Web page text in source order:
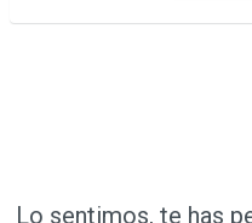
Lo sentimos, te has